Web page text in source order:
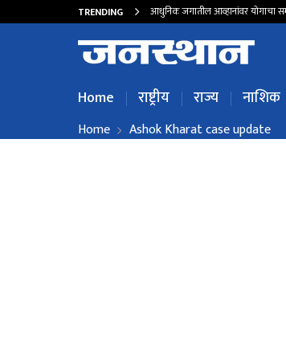
TRENDING आधुनिक जगातील आव्हानांवर योगाचा
Home राष्ट्रीय राज्य नाशिक
Home Ashok Kharat case update